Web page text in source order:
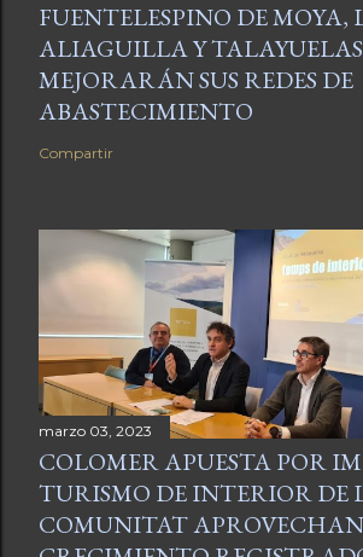
FUENTELESPINO DE MOYA,
ALIAGUILLA Y TALAYUELAS
MEJORARÁN SUS REDES DE
ABASTECIMIENTO
Compartir
marzo 03, 2023
COLOMER APUESTA POR
TURISMO DE INTERIOR DE
COMUNITAT